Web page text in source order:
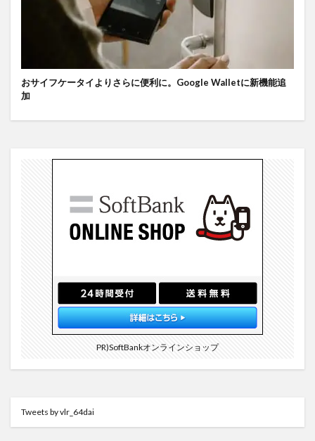
おサイフケータイよりさらに便利に。Google Walletに新機能追
加
PR)SoftBankオンラインショップ
Tweets by vlr_64dai